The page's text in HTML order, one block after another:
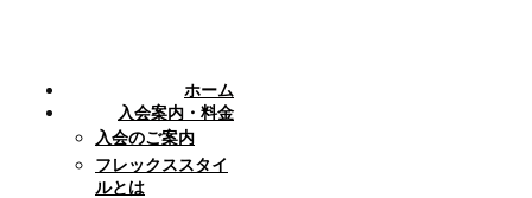
ホーム
入会案内・料金
入会のご案内
フレックススタイ
ルとは